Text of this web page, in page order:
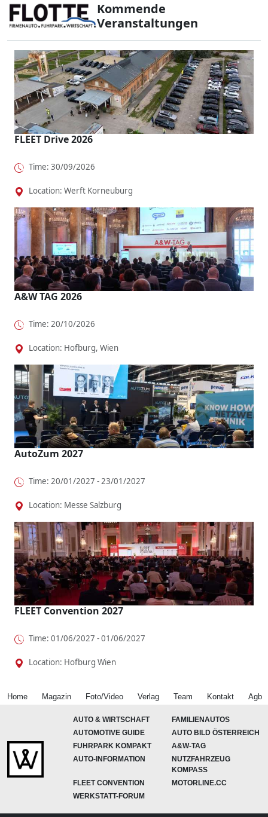
Kommende
Veranstaltungen
FLEET Drive 2026
Time: 30/09/2026
Location: Werft Korneuburg
A&W TAG 2026
Time: 20/10/2026
Location: Hofburg, Wien
AutoZum 2027
Time: 20/01/2027 - 23/01/2027
Location: Messe Salzburg
FLEET Convention 2027
Time: 01/06/2027 - 01/06/2027
Location: Hofburg Wien
Home Magazin Foto/Video Verlag Team Kontakt Agb
AUTO & WIRTSCHAFT
FAMILIENAUTOS
AUTOMOTIVE GUIDE
AUTO BILD ÖSTERREICH
FUHRPARK KOMPAKT
A&W-TAG
AUTO-INFORMATION
NUTZFAHRZEUG
KOMPASS
FLEET CONVENTION
MOTORLINE.CC
WERKSTATT-FORUM